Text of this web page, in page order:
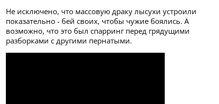
Не исключено, что массовую драку лысухи устроили
показательно - бей своих, чтобы чужие боялись. А
возможно, что это был спарринг перед грядущими
разборками с другими пернатыми.